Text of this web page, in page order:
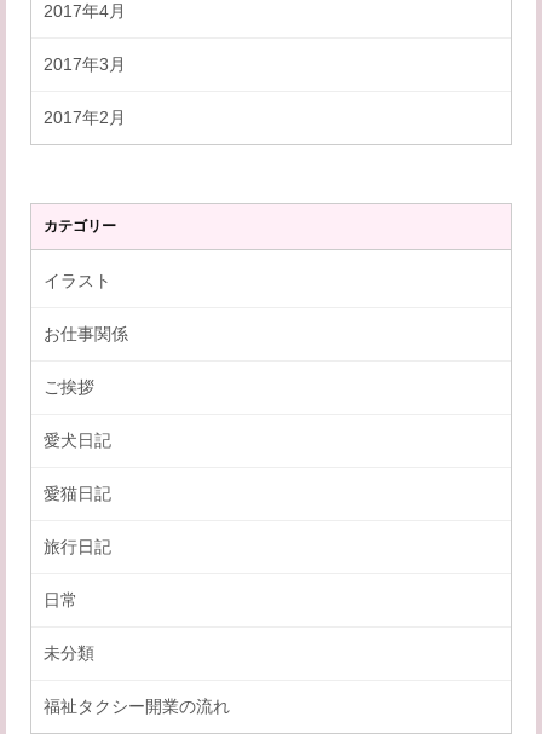
2017年4月
2017年3月
2017年2月
カテゴリー
イラスト
お仕事関係
ご挨拶
愛犬日記
愛猫日記
旅行日記
日常
未分類
福祉タクシー開業の流れ